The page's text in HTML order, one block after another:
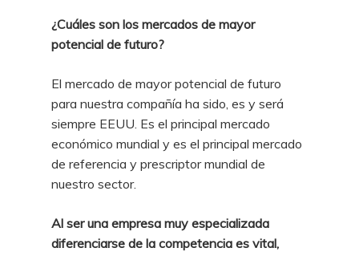
¿Cuáles son los mercados de mayor
potencial de futuro?
El mercado de mayor potencial de futuro
para nuestra compañía ha sido, es y será
siempre EEUU. Es el principal mercado
económico mundial y es el principal mercado
de referencia y prescriptor mundial de
nuestro sector.
Al ser una empresa muy especializada
diferenciarse de la competencia es vital,